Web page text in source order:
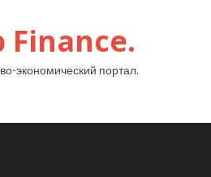
Finance.
экономический портал.